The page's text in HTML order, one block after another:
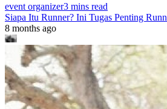
event organizer3 mins read
Siapa Itu Runner? Ini Tugas Penting
8 months ago